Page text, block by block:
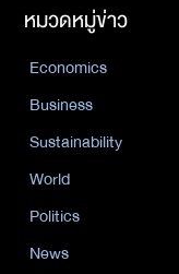
หมวดหมู่ข่าว
Economics
Business
Sustainability
World
Politics
News